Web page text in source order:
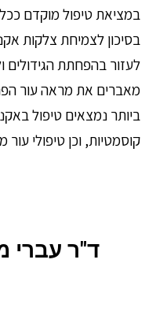
במציאת טיפול מוקדם
בסיכון לצמיחת צלקות
לעזור בהפחתת
מאברים את מראה עור
ביותר נמצאים טיפול
קוסמטיות, וכן טיפולי עור
ד"ר עברי